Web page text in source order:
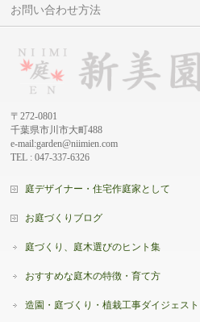
お問い合わせ方法
〒272-0801
千葉県市川市大町488
e-mail:garden@niimien.com
TEL : 047-337-6326
庭デザイナー・住宅作庭家として
お庭づくりブログ
庭づくり、庭木選びのヒント集
おすすめな庭木の特徴・育て方
造園・庭づくり・植栽工事ダイジェスト